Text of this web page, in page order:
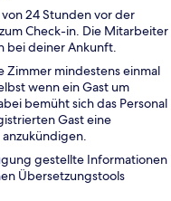
24 Stunden vor der
Check-in. Die Mitarbeiter
bei deiner Ankunft.
Zimmer mindestens einmal
wenn ein Gast um
bemüht sich das Personal
Gast eine
anzukündigen.
gestellte Informationen
Übersetzungstools